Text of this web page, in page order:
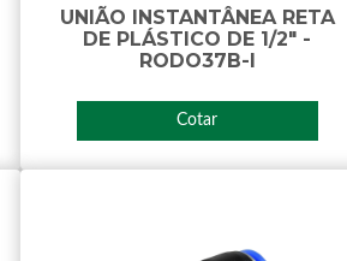
UNIÃO INSTANTÂNEA RETA
DE PLÁSTICO DE 1/2" -
RODO37B-I
Cotar